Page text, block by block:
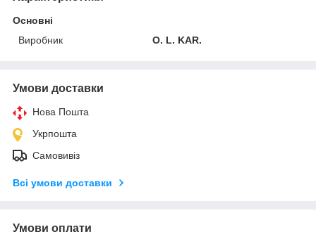
Основні
Виробник
O. L. KAR.
Умови доставки
Нова Пошта
Укрпошта
Самовивіз
Всі умови доставки
Умови оплати